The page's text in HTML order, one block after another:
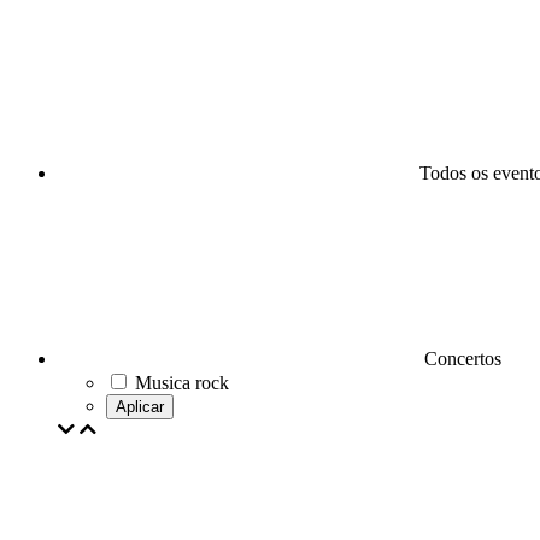
Todos os
Concertos
Musica rock
Aplicar